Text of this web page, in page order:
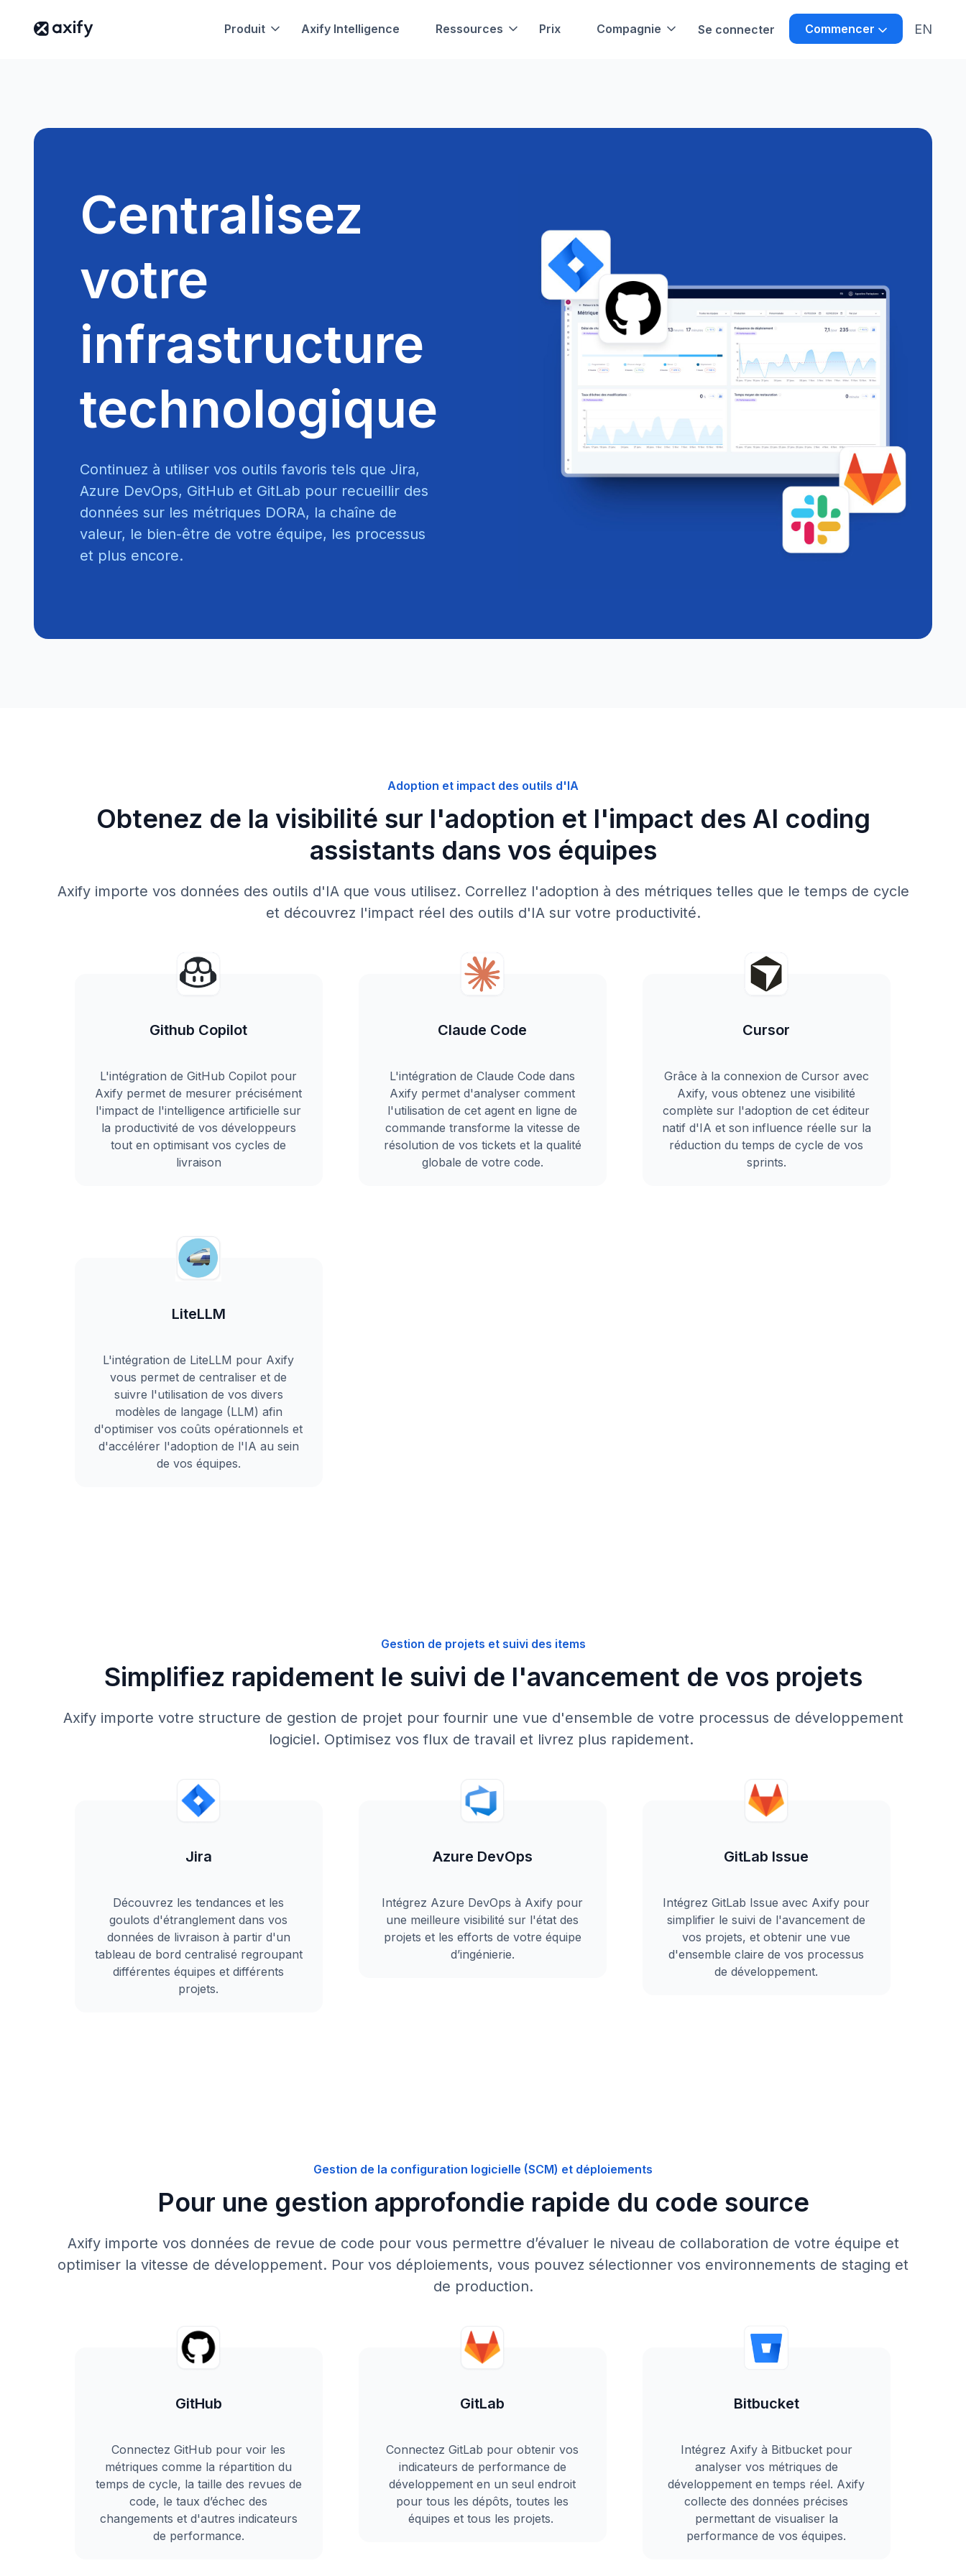
Produit Axify Intelligence Ressources Prix Compagnie Se connecter Commencer EN
Centralisez
votre
infrastructure
technologique
Continuez à utiliser vos outils favoris tels que Jira,
Azure DevOps, GitHub et GitLab pour recueillir des
données sur les métriques DORA, la chaîne de
valeur, le bien-être de votre équipe, les processus
et plus encore.
Adoption et impact des outils d'IA
Obtenez de la visibilité sur l'adoption et l'impact des AI coding
assistants dans vos équipes
Axify importe vos données des outils d'IA que vous utilisez. Correllez l'adoption à des métriques telles que le temps de cycle
et découvrez l'impact réel des outils d'IA sur votre productivité.
Github Copilot
L'intégration de GitHub Copilot pour
Axify permet de mesurer précisément
l'impact de l'intelligence artificielle sur
la productivité de vos développeurs
tout en optimisant vos cycles de
livraison
Claude Code
L'intégration de Claude Code dans
Axify permet d'analyser comment
l'utilisation de cet agent en ligne de
commande transforme la vitesse de
résolution de vos tickets et la qualité
globale de votre code.
Cursor
Grâce à la connexion de Cursor avec
Axify, vous obtenez une visibilité
complète sur l'adoption de cet éditeur
natif d'IA et son influence réelle sur la
réduction du temps de cycle de vos
sprints.
LiteLLM
L'intégration de LiteLLM pour Axify
vous permet de centraliser et de
suivre l'utilisation de vos divers
modèles de langage (LLM) afin
d'optimiser vos coûts opérationnels et
d'accélérer l'adoption de l'IA au sein
de vos équipes.
Gestion de projets et suivi des items
Simplifiez rapidement le suivi de l'avancement de vos projets
Axify importe votre structure de gestion de projet pour fournir une vue d'ensemble de votre processus de développement
logiciel. Optimisez vos flux de travail et livrez plus rapidement.
Jira
Découvrez les tendances et les
goulots d'étranglement dans vos
données de livraison à partir d'un
tableau de bord centralisé regroupant
différentes équipes et différents
projets.
Azure DevOps
Intégrez Azure DevOps à Axify pour
une meilleure visibilité sur l'état des
projets et les efforts de votre équipe
d’ingénierie.
GitLab Issue
Intégrez GitLab Issue avec Axify pour
simplifier le suivi de l'avancement de
vos projets, et obtenir une vue
d'ensemble claire de vos processus
de développement.
Gestion de la configuration logicielle (SCM) et déploiements
Pour une gestion approfondie rapide du code source
Axify importe vos données de revue de code pour vous permettre d’évaluer le niveau de collaboration de votre équipe et
optimiser la vitesse de développement. Pour vos déploiements, vous pouvez sélectionner vos environnements de staging et
de production.
GitHub
Connectez GitHub pour voir les
métriques comme la répartition du
temps de cycle, la taille des revues de
code, le taux d’échec des
changements et d'autres indicateurs
de performance.
GitLab
Connectez GitLab pour obtenir vos
indicateurs de performance de
développement en un seul endroit
pour tous les dépôts, toutes les
équipes et tous les projets.
Bitbucket
Intégrez Axify à Bitbucket pour
analyser vos métriques de
développement en temps réel. Axify
collecte des données précises
permettant de visualiser la
performance de vos équipes.